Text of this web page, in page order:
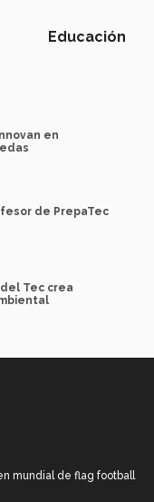
Educación
en
de PrepaTec
Tec crea
mundial de flag football